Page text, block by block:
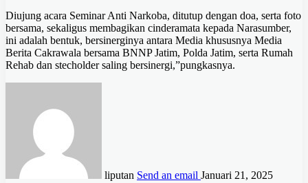
Diujung acara Seminar Anti Narkoba, ditutup dengan doa, serta foto
bersama, sekaligus membagikan cinderamata kepada Narasumber,
ini adalah bentuk, bersinerginya antara Media khususnya Media
Berita Cakrawala bersama BNNP Jatim, Polda Jatim, serta Rumah
Rehab dan stecholder saling bersinergi,”pungkasnya.
liputan Send an email Januari 21, 2025